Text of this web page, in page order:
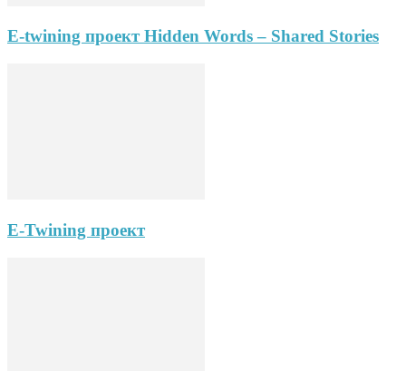
E-twining проект Hidden Words – Shared Stories
E-Twining проект